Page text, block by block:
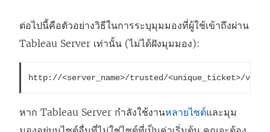
ต่อไปนี้คือตัวอย่างวิธีในการระบุมุมมองที่ผู้ใช้เข้าถึงผ่าน
Tableau Server เท่านั้น (ไม่ได้ฝังมุมมอง):
http://<server_name>/trusted/<unique_ticket>/views/
หาก Tableau Server กำลังใช้งานหลายไซต์และมุม